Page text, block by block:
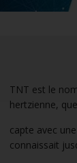
TNT est le
hertzienne, que
capte avec
connaissait